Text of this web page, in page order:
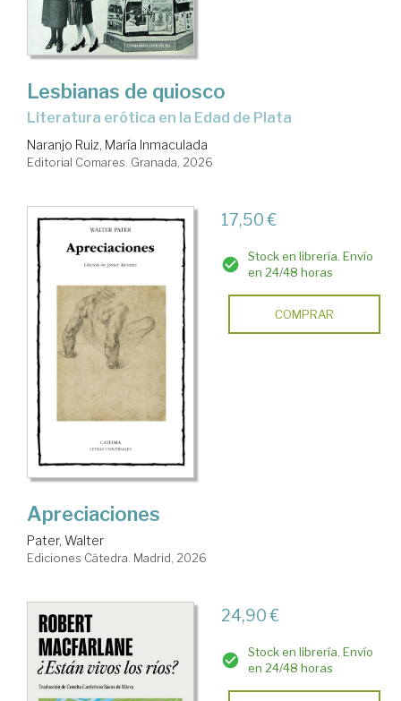
Lesbianas de quiosco
Literatura erótica en la Edad de Plata
Naranjo Ruiz, María Inmaculada
Editorial Comares. Granada, 2026
17,50 €
Stock en librería. Envío
en 24/48 horas
COMPRAR
Apreciaciones
Pater, Walter
Ediciones Cátedra. Madrid, 2026
24,90 €
Stock en librería. Envío
en 24/48 horas